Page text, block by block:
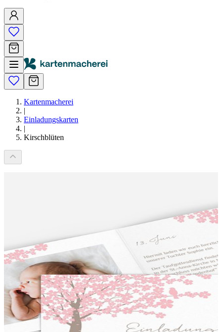
Kartenmacherei
|
Einladungskarten
|
Kirschblüten